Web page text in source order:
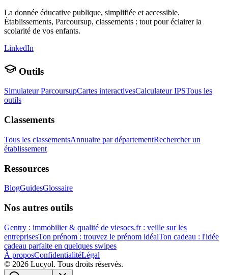
La donnée éducative publique, simplifiée et accessible.
Établissements, Parcoursup, classements : tout pour éclairer la
scolarité de vos enfants.
LinkedIn
Outils
Simulateur ParcoursupCartes interactivesCalculateur IPSTous les
outils
Classements
Tous les classementsAnnuaire par départementRechercher un
établissement
Ressources
BlogGuidesGlossaire
Nos autres outils
Gentry : immobilier & qualité de viesocs.fr : veille sur les
entreprisesTon prénom : trouvez le prénom idéalTon cadeau : l'idée
cadeau parfaite en quelques swipes
À proposConfidentialitéLégal
© 2026 Lucyol. Tous droits réservés.